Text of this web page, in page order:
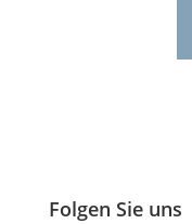
Folgen Sie uns